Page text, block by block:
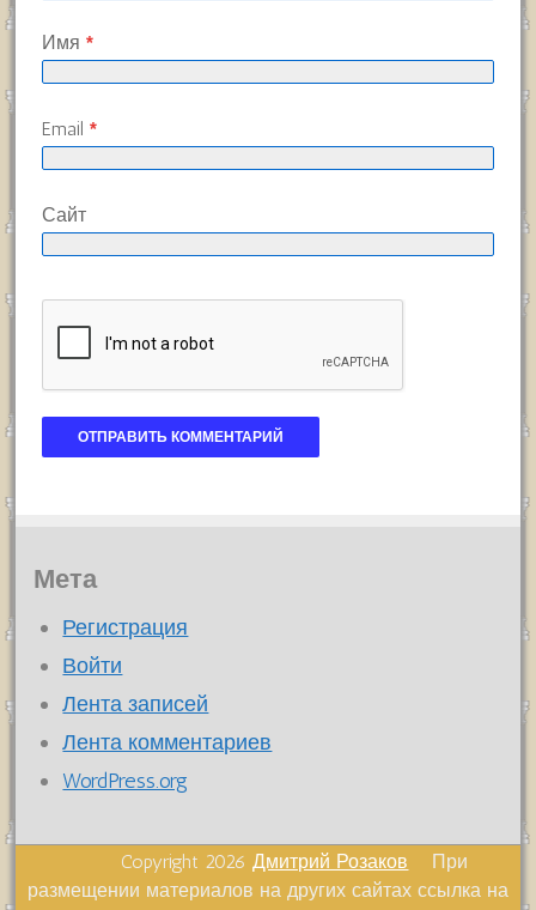
Имя *
Email *
Сайт
Мета
Регистрация
Войти
Лента записей
Лента комментариев
WordPress.org
Copyright 2026Дмитрий Розаков При
размещении материалов на других сайтах ссылка на